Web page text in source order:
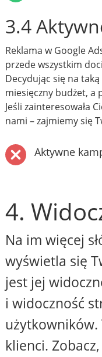
3.4
Reklama w Google
przede wszystkim
Decydując się na
miesięczny budżet, a
Jeśli zainteresowała
nami – zajmiemy się
Aktywne
4.
Na im więcej
wyświetla się
jest jej
i widoczność
klienci.